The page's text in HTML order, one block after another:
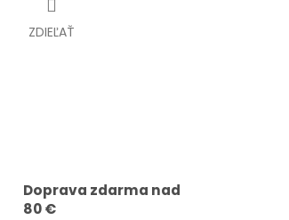
ZDIEĽAŤ
Doprava zdarma nad
80 €